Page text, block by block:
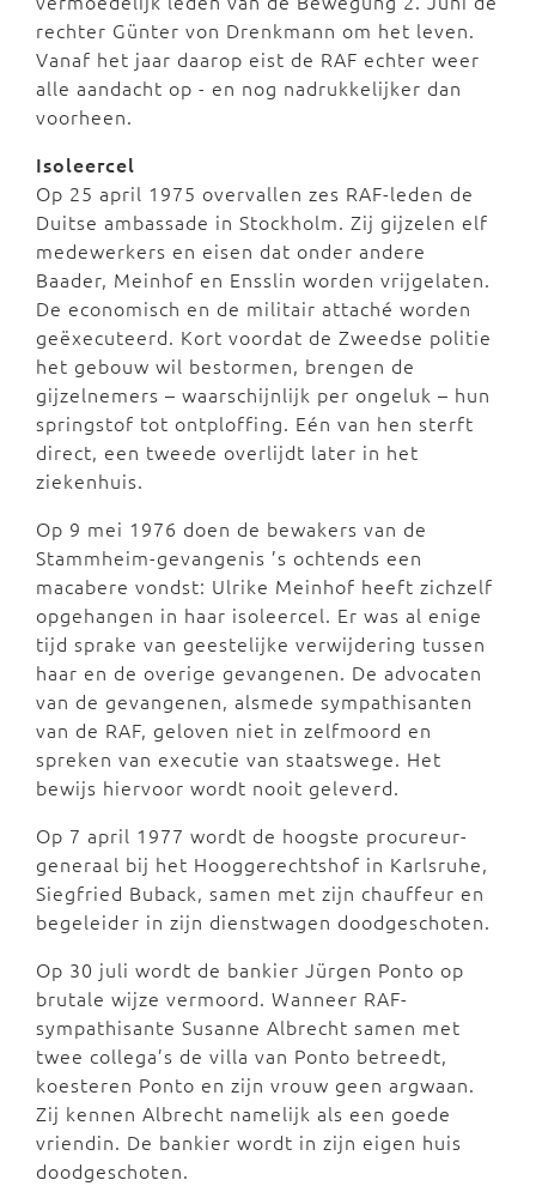
rechter Günter von Drenkmann om het leven.
Vanaf het jaar daarop eist de RAF echter weer
alle aandacht op - en nog nadrukkelijker dan
voorheen.
Isoleercel
Op 25 april 1975 overvallen zes RAF-leden de
Duitse ambassade in Stockholm. Zij gijzelen elf
medewerkers en eisen dat onder andere
Baader, Meinhof en Ensslin worden vrijgelaten.
De economisch en de militair attaché worden
geëxecuteerd. Kort voordat de Zweedse politie
het gebouw wil bestormen, brengen de
gijzelnemers – waarschijnlijk per ongeluk – hun
springstof tot ontploffing. Eén van hen sterft
direct, een tweede overlijdt later in het
ziekenhuis.
Op 9 mei 1976 doen de bewakers van de
Stammheim-gevangenis ’s ochtends een
macabere vondst: Ulrike Meinhof heeft zichzelf
opgehangen in haar isoleercel. Er was al enige
tijd sprake van geestelijke verwijdering tussen
haar en de overige gevangenen. De advocaten
van de gevangenen, alsmede sympathisanten
van de RAF, geloven niet in zelfmoord en
spreken van executie van staatswege. Het
bewijs hiervoor wordt nooit geleverd.
Op 7 april 1977 wordt de hoogste procureur-
generaal bij het Hooggerechtshof in Karlsruhe,
Siegfried Buback, samen met zijn chauffeur en
begeleider in zijn dienstwagen doodgeschoten.
Op 30 juli wordt de bankier Jürgen Ponto op
brutale wijze vermoord. Wanneer RAF-
sympathisante Susanne Albrecht samen met
twee collega’s de villa van Ponto betreedt,
koesteren Ponto en zijn vrouw geen argwaan.
Zij kennen Albrecht namelijk als een goede
vriendin. De bankier wordt in zijn eigen huis
doodgeschoten.